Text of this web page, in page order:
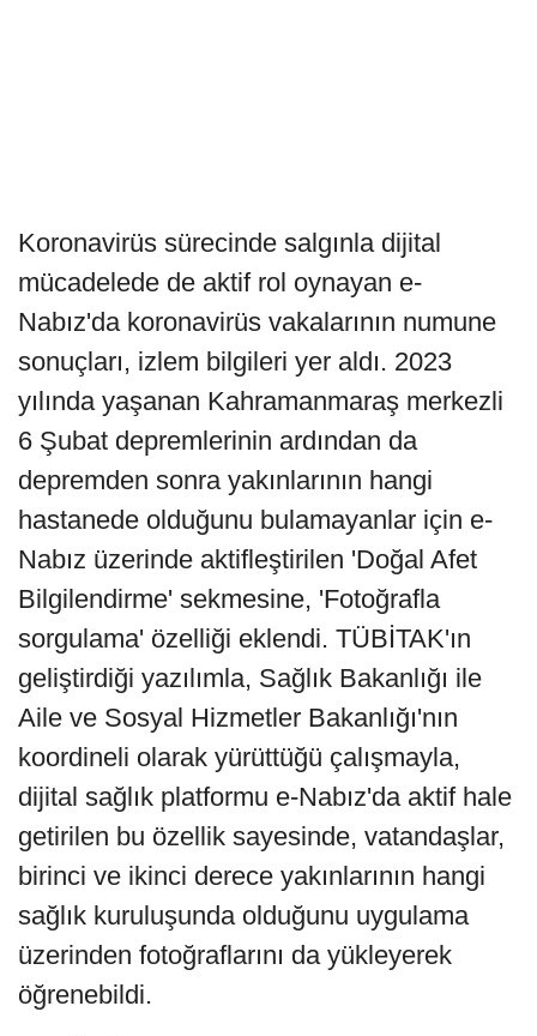
Koronavirüs sürecinde salgınla dijital
mücadelede de aktif rol oynayan e-
Nabız'da koronavirüs vakalarının numune
sonuçları, izlem bilgileri yer aldı. 2023
yılında yaşanan Kahramanmaraş merkezli
6 Şubat depremlerinin ardından da
depremden sonra yakınlarının hangi
hastanede olduğunu bulamayanlar için e-
Nabız üzerinde aktifleştirilen 'Doğal Afet
Bilgilendirme' sekmesine, 'Fotoğrafla
sorgulama' özelliği eklendi. TÜBİTAK'ın
geliştirdiği yazılımla, Sağlık Bakanlığı ile
Aile ve Sosyal Hizmetler Bakanlığı'nın
koordineli olarak yürüttüğü çalışmayla,
dijital sağlık platformu e-Nabız'da aktif hale
getirilen bu özellik sayesinde, vatandaşlar,
birinci ve ikinci derece yakınlarının hangi
sağlık kuruluşunda olduğunu uygulama
üzerinden fotoğraflarını da yükleyerek
öğrenebildi.